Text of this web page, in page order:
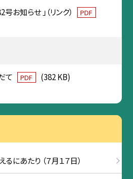
お知らせ 」（リンク）
PDF
て PDF (382 KB)
にあたり （７月１７日）